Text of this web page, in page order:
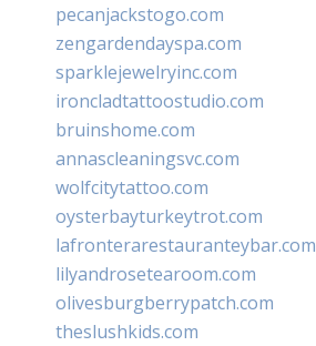
pecanjackstogo.com
zengardendayspa.com
sparklejewelryinc.com
ironcladtattoostudio.com
bruinshome.com
annascleaningsvc.com
wolfcitytattoo.com
oysterbayturkeytrot.com
lafronterarestauranteybar.com
lilyandrosetearoom.com
olivesburgberrypatch.com
theslushkids.com